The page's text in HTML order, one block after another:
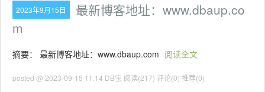
2023年9月15日
最新博客地址：www.dbaup.co
m
摘要： 最新博客地址：www.dbaup.com 阅读全文
posted @ 2023-09-15 11:14 DB宝 阅读(217) 评论(0) 推荐(0)